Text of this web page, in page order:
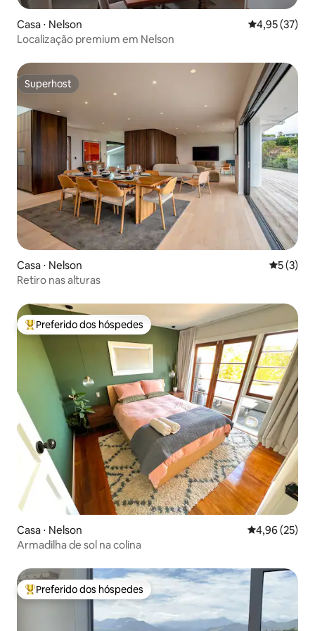
Casa ⋅ Nelson 4,95 de uma
4,95 (37)
Localização premium em Nelson
Superhost
Superhost
Casa ⋅ Nelson 5 de
5 (3)
Retiro nas alturas
Entre os melhores preferidos dos hóspedes
Preferido dos hóspedes
Casa ⋅ Nelson 4,96 de uma
4,96 (25)
Armadilha de sol na colina
Entre os melhores preferidos dos hóspedes
Preferido dos hóspedes